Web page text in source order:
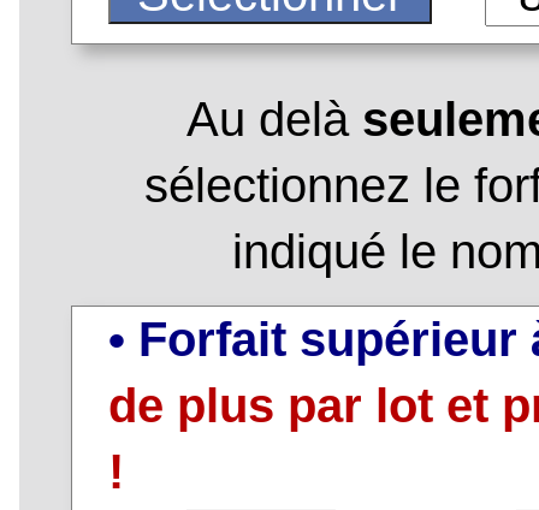
Au delà
sélectionnez le
indiqué le
• Forfait
de plus par lot et
!